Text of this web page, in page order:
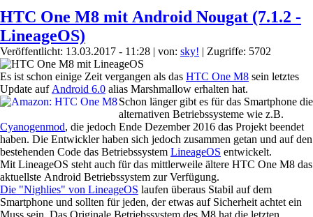
HTC One M8 mit Android Nougat (7.1.2 -
LineageOS)
Veröffentlicht: 13.03.2017 - 11:28 | von: sky! | Zugriffe: 5702
Es ist schon einige Zeit vergangen als das HTC One M8 sein letztes
Update auf Android 6.0 alias Marshmallow erhalten hat.
Schon länger gibt es für das Smartphone die
alternativen Betriebssysteme wie z.B.
Cyanogenmod, die jedoch Ende Dezember 2016 das Projekt beendet
haben. Die Entwickler haben sich jedoch zusammen getan und auf den
bestehenden Code das Betriebssystem LineageOS entwickelt.
Mit LineageOS steht auch für das mittlerweile ältere HTC One M8 das
aktuellste Android Betriebssystem zur Verfügung.
Die "Nighlies" von LineageOS laufen überaus Stabil auf dem
Smartphone und sollten für jeden, der etwas auf Sicherheit achtet ein
Muss sein. Das Originale Betriebssystem des M8 hat die letzten